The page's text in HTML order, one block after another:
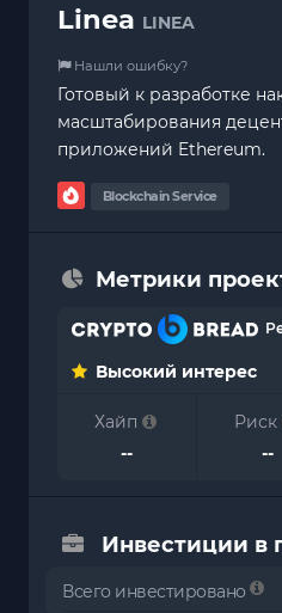
Linea LINEA
Нашли ошибку?
Готовый к разработке
масштабирования
приложений Ethereum.
Blockchain Service
Метрики
Высокий интерес
Хайп
--
Риск
--
Инвестиции в
Всего инвестировано